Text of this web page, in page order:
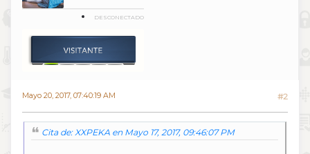
DESCONECTADO
Mayo 20, 2017, 07:40:19 AM #2
Cita de: XXPEKA en Mayo 17, 2017, 09:46:07 PM